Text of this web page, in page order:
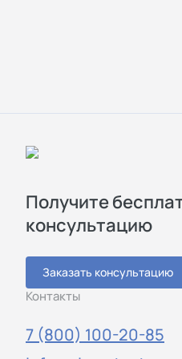
Получите
консультацию
Заказать консультацию
Контакты
7 (800) 100-20-85